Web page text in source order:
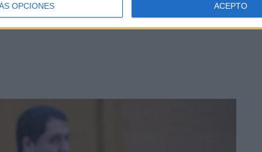
OPCIONES ACEPTO